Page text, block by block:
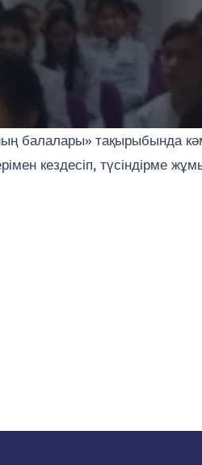
балалары» тақырыбында
кездесіп, түсіндірме